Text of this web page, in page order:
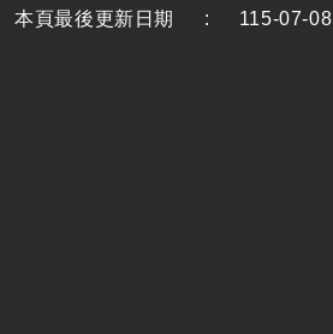
本頁最後更新日期
: 115-07-08